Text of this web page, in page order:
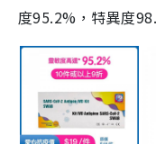
度95.2%，特異度